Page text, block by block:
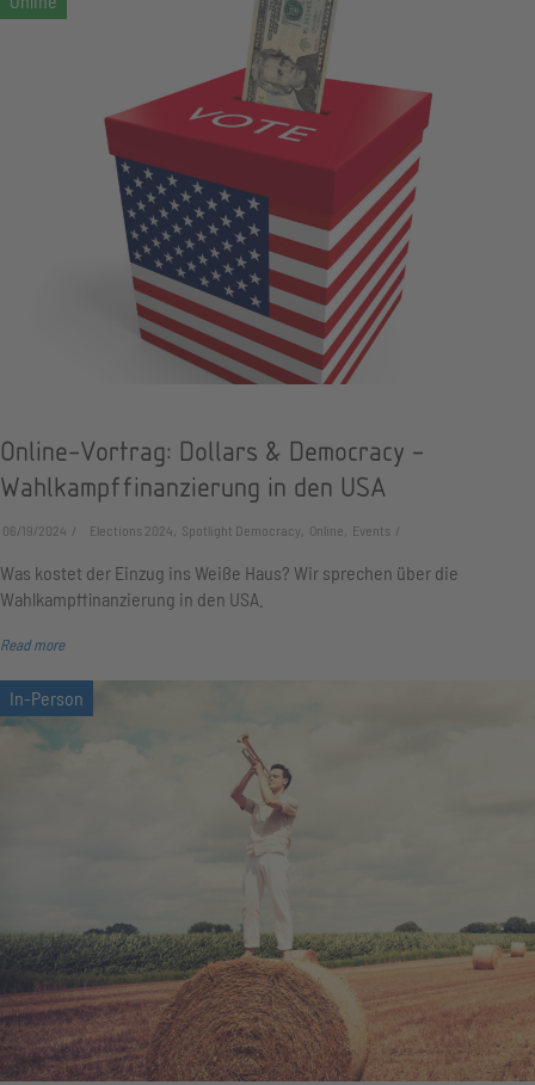
Online-Vortrag: Dollars & Democracy -
Wahlkampffinanzierung in den USA
06/19/2024 Elections 2024, Spotlight Democracy, Online, Events
Was kostet der Einzug ins Weiße Haus? Wir sprechen über die
Wahlkampffinanzierung in den USA.
Read more